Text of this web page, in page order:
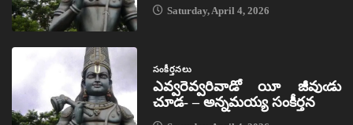
Saturday, April 4, 2026
సంకీర్తనలు
ఎవ్వరెవ్వరివాడో యీ జీవుఁడు
చూడ- – అన్నమయ్య సంకీర్తన